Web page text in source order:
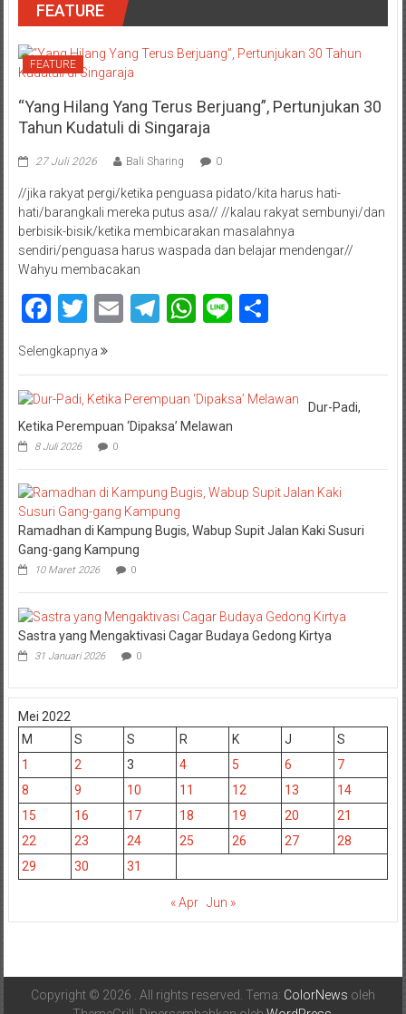
FEATURE
FEATURE
“Yang Hilang Yang Terus Berjuang”, Pertunjukan 30
Tahun Kudatuli di Singaraja
27 Juli 2026 Bali Sharing 0
//jika rakyat pergi/ketika penguasa pidato/kita harus hati-
hati/barangkali mereka putus asa// //kalau rakyat sembunyi/dan
berbisik-bisik/ketika membicarakan masalahnya
sendiri/penguasa harus waspada dan belajar mendengar//
Wahyu membacakan
Facebook
Twitter
EmailTelegram
WhatsApp
LineShare
Selengkapnya
Dur-Padi,
Ketika Perempuan ‘Dipaksa’ Melawan
8 Juli 2026 0
Ramadhan di Kampung Bugis, Wabup Supit Jalan Kaki Susuri
Gang-gang Kampung
10 Maret 2026 0
Sastra yang Mengaktivasi Cagar Budaya Gedong Kirtya
31 Januari 2026 0
Mei 2022
M
S S R K J
S
1
2 3 4 5 6
7
8
9 10 11 12 13
14
15
16 17 18 19 20
21
22
23 24 25 26 27
28
29
30 31
« Apr Jun »
Copyright © 2026 . All rights reserved. Tema: ColorNews oleh